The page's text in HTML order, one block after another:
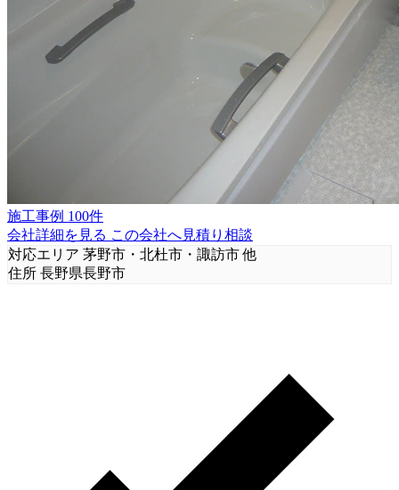
施工事例 100件
会社詳細を見る この会社へ見積り相談
対応エリア 茅野市・北杜市・諏訪市 他
住所 長野県長野市